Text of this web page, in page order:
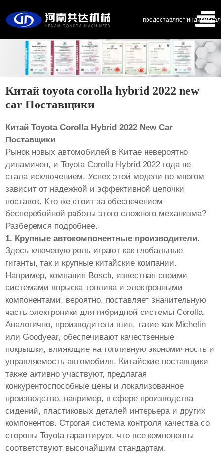
предоставляет
Китай toyota corolla hybrid 2022 new
car Поставщики
Китай Toyota Corolla Hybrid 2022 New Car
Поставщики
Рынок новых автомобилей в Китае невероятно
динамичен, и Toyota Corolla Hybrid 2022 года не
стала исключением. Успех этой модели во многом
зависит от надежной и эффективной цепочки
поставок. Кто же стоит за обеспечением
бесперебойной работы этого сложного механизма?
Разберемся подробнее.
1. Крупные автокомпонентные производители.
Здесь ключевую роль играют как глобальные
гиганты, так и крупные китайские компании.
Например, компания Bosch, известная своими
системами впрыска топлива и электронными
компонентами, вероятно, поставляет значительную
часть электроники для гибридной системы Corolla.
Аналогично, производители шин, такие как Michelin
или Goodyear, обеспечивают качественные
покрышки, влияющие на топливную экономичность и
управляемость автомобиля. Китайские поставщики
также активно участвуют, предлагая
конкурентоспособные цены и локализованное
производство, например, в сфере производства
сидений, пластиковых деталей интерьера и других
компонентов. Строгая система контроля качества со
стороны Toyota гарантирует, что все компоненты
соответствуют высочайшим стандартам.